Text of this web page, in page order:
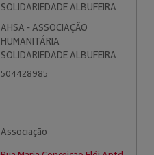
SOLIDARIEDADE ALBUFEIRA
AHSA - ASSOCIAÇÃO
HUMANITÁRIA
SOLIDARIEDADE ALBUFEIRA
504428985
Associação